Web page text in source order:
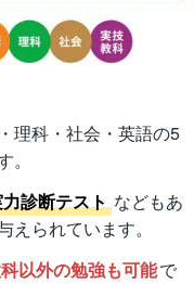
理科・社会・英語の5
診断テスト などもあ
られています。
以外の勉強も可能で